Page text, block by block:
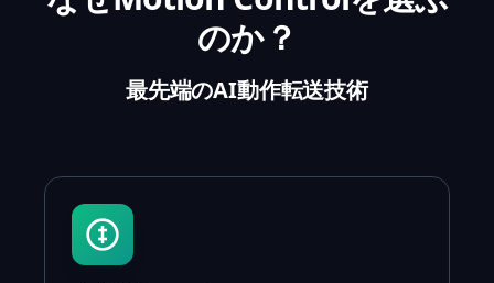
のか？
最先端のAI動作転送技術